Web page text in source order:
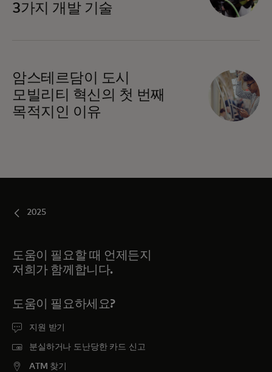
3가지 개발 기술
암스테르담이 도시
모빌리티 혁신의 첫 번째
목적지인 이유
2025
도움이 필요할 때 언제든지
저희가 함께합니다.
도움이 필요하세요?
지원 받기
분실하거나 도난당한 카드 신고
ATM 찾기